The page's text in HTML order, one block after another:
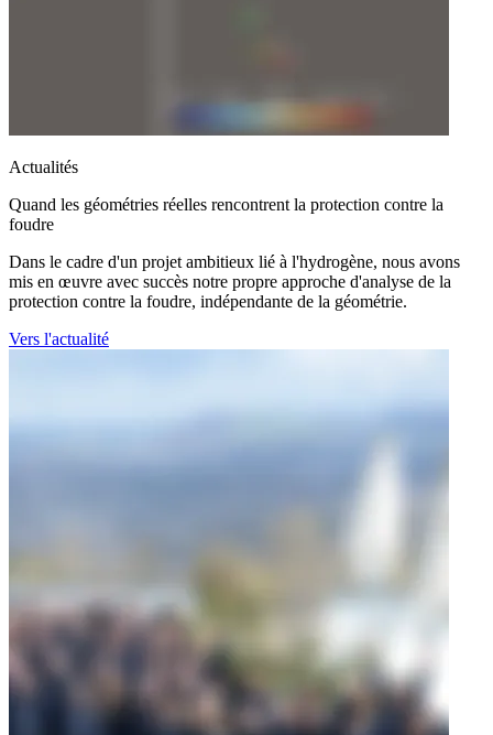
Actualités
Quand les géométries réelles rencontrent la protection contre la
foudre
Dans le cadre d'un projet ambitieux lié à l'hydrogène, nous avons
mis en œuvre avec succès notre propre approche d'analyse de la
protection contre la foudre, indépendante de la géométrie.
Vers l'actualité